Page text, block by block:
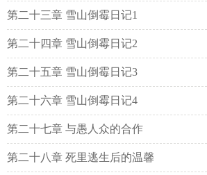
第二十三章 雪山倒霉日记1
第二十四章 雪山倒霉日记2
第二十五章 雪山倒霉日记3
第二十六章 雪山倒霉日记4
第二十七章 与愚人众的合作
第二十八章 死里逃生后的温馨